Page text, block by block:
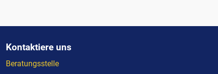
Kontaktiere uns
Beratungsstelle